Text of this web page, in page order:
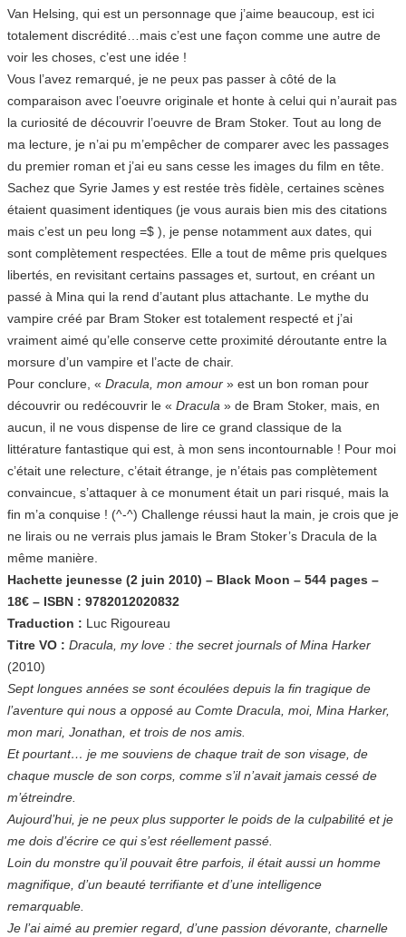
Van Helsing, qui est un personnage que j’aime beaucoup, est ici
totalement discrédité…mais c’est une façon comme une autre de
voir les choses, c’est une idée !
Vous l’avez remarqué, je ne peux pas passer à côté de la
comparaison avec l’oeuvre originale et honte à celui qui n’aurait pas
la curiosité de découvrir l’oeuvre de Bram Stoker. Tout au long de
ma lecture, je n’ai pu m’empêcher de comparer avec les passages
du premier roman et j’ai eu sans cesse les images du film en tête.
Sachez que Syrie James y est restée très fidèle, certaines scènes
étaient quasiment identiques (je vous aurais bien mis des citations
mais c’est un peu long =$ ), je pense notamment aux dates, qui
sont complètement respectées. Elle a tout de même pris quelques
libertés, en revisitant certains passages et, surtout, en créant un
passé à Mina qui la rend d’autant plus attachante. Le mythe du
vampire créé par Bram Stoker est totalement respecté et j’ai
vraiment aimé qu’elle conserve cette proximité déroutante entre la
morsure d’un vampire et l’acte de chair.
Pour conclure, « Dracula, mon amour » est un bon roman pour
découvrir ou redécouvrir le « Dracula » de Bram Stoker, mais, en
aucun, il ne vous dispense de lire ce grand classique de la
littérature fantastique qui est, à mon sens incontournable ! Pour moi
c’était une relecture, c’était étrange, je n’étais pas complètement
convaincue, s’attaquer à ce monument était un pari risqué, mais la
fin m’a conquise ! (^-^) Challenge réussi haut la main, je crois que je
ne lirais ou ne verrais plus jamais le Bram Stoker’s Dracula de la
même manière.
Hachette jeunesse (2 juin 2010) – Black Moon – 544 pages –
18€ – ISBN : 9782012020832
Traduction : Luc Rigoureau
Titre VO : Dracula, my love : the secret journals of Mina Harker
(2010)
Sept longues années se sont écoulées depuis la fin tragique de
l’aventure qui nous a opposé au Comte Dracula, moi, Mina Harker,
mon mari, Jonathan, et trois de nos amis.
Et pourtant… je me souviens de chaque trait de son visage, de
chaque muscle de son corps, comme s’il n’avait jamais cessé de
m’étreindre.
Aujourd’hui, je ne peux plus supporter le poids de la culpabilité et je
me dois d’écrire ce qui s’est réellement passé.
Loin du monstre qu’il pouvait être parfois, il était aussi un homme
magnifique, d’un beauté terrifiante et d’une intelligence
remarquable.
Je l’ai aimé au premier regard, d’une passion dévorante, charnelle